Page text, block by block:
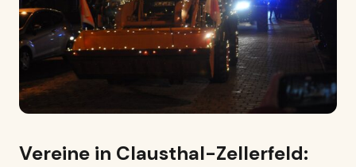
Vereine in Clausthal-Zellerfeld: